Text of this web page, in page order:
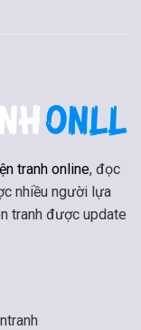
tranh online, đọc
nhiều người lựa
tranh được update